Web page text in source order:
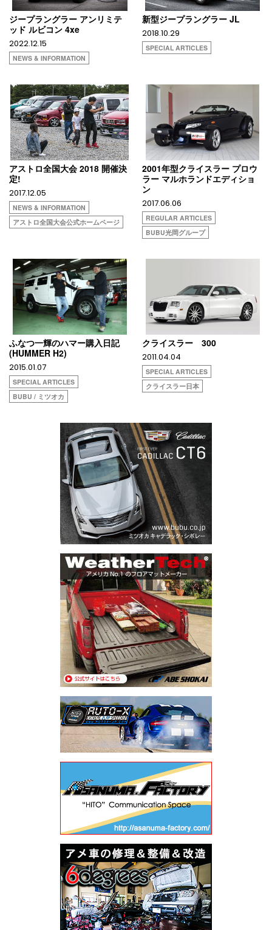
ジープラングラー アンリミテ
ッド ルビコン 4xe
2022.12.15
NEWS & INFORMATION
新型ジープラングラー JL
2018.10.29
SPECIAL ARTICLES
アストロ全国大会 2018 開催決
定!
2017.12.05
NEWS & INFORMATION
アストロ全国大会公式ホームページ
2001年型クライスラー プロウ
ラー マルホランドエディショ
ン
2017.06.06
REGULAR ARTICLES
BUBU光岡グループ
ふなつ一輝のハマー購入日記
(HUMMER H2)
2015.01.07
SPECIAL ARTICLES
BUBU / ミツオカ
クライスラー 300
2011.04.04
SPECIAL ARTICLES
クライスラー日本